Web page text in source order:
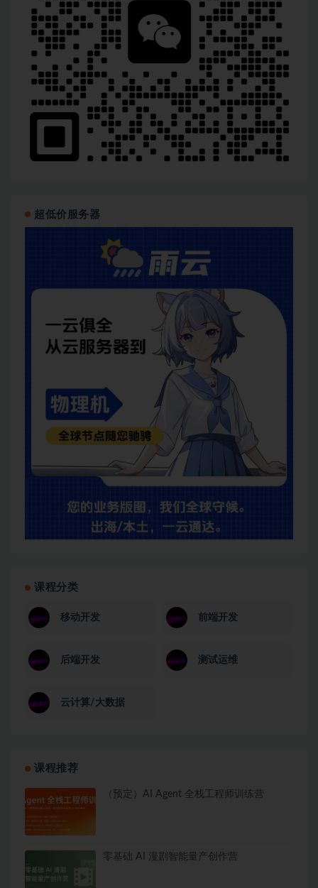
超低价服务器
课程分类
移动开发 前端开发
后端开发 测试运维
云计算/大数据
课程推荐
（预定）AI Agent 全栈工程师训练营
零基础 AI 漫剧智能量产创作营